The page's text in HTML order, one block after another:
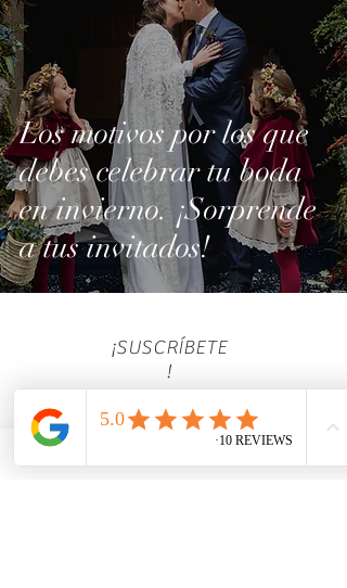
Los motivos por los que
debes celebrar tu boda
en invierno. ¡Sorprende
a tus invitados!
¡SUSCRÍBETE
!